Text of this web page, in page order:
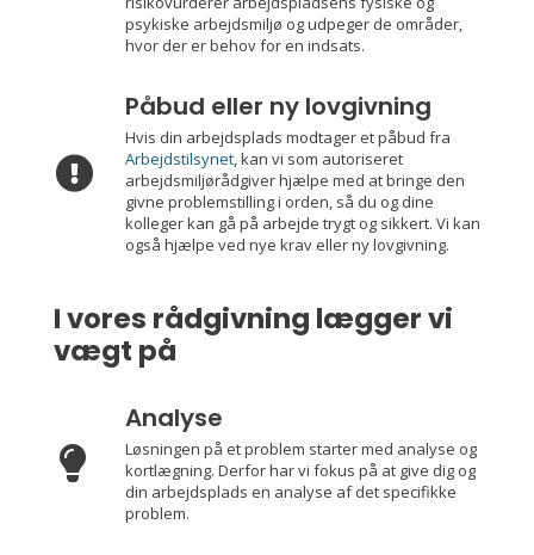
psykiske arbejdsmiljø og udpeger de områder,
hvor der er behov for en indsats.

Påbud eller ny lovgivning
Hvis din arbejdsplads modtager et påbud fra
Arbejdstilsynet, kan vi som autoriseret
arbejdsmiljørådgiver hjælpe med at bringe den
givne problemstilling i orden, så du og dine
kolleger kan gå på arbejde trygt og sikkert. Vi kan
også hjælpe ved nye krav eller ny lovgivning.
I vores rådgivning lægger vi
vægt på

Analyse
Løsningen på et problem starter med analyse og
kortlægning. Derfor har vi fokus på at give dig og
din arbejdsplads en analyse af det specifikke
problem.